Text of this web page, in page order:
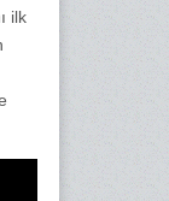
ilk